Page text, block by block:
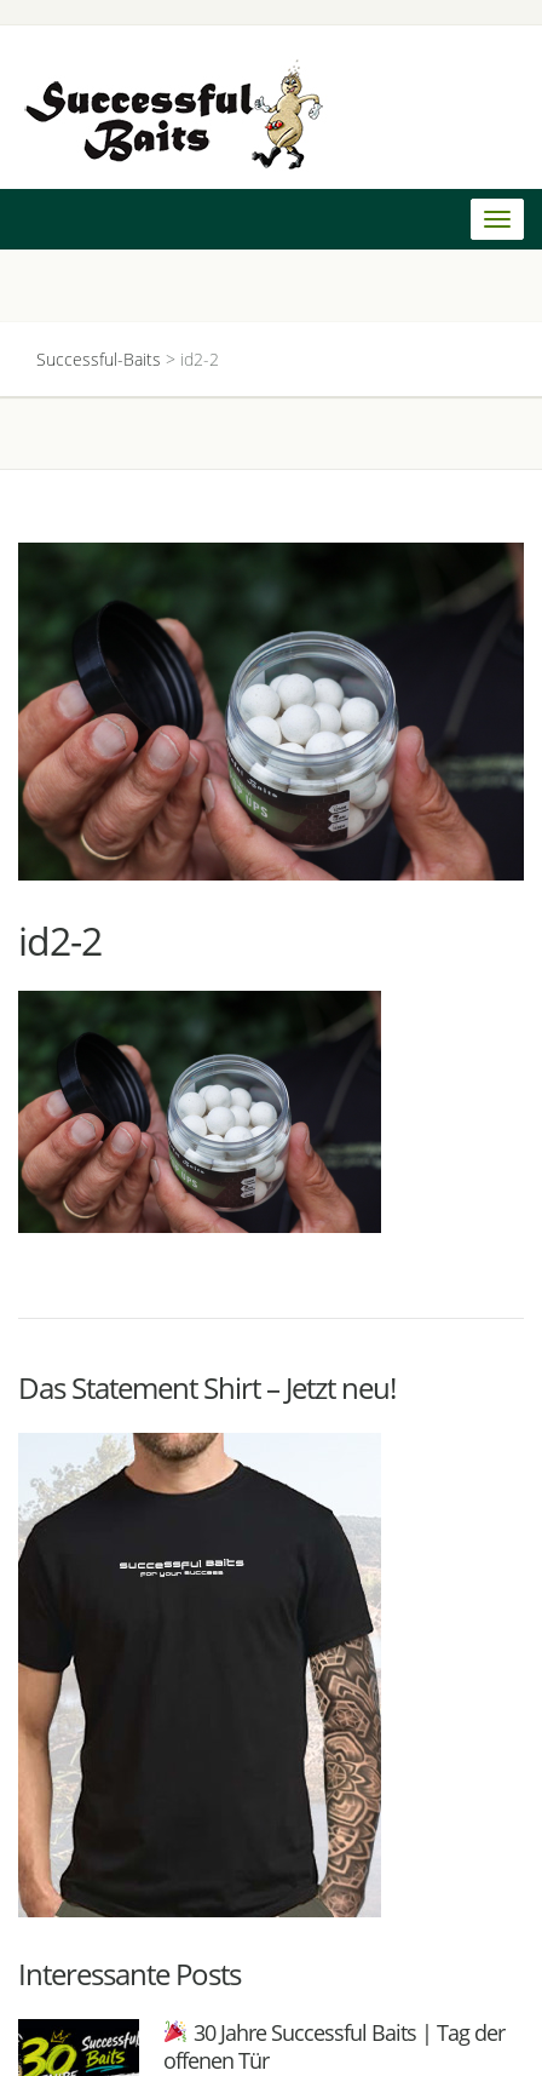
Successful-Baits > id2-2
id2-2
Das Statement Shirt – Jetzt neu!
Interessante Posts
30 Jahre Successful Baits | Tag der
offenen Tür